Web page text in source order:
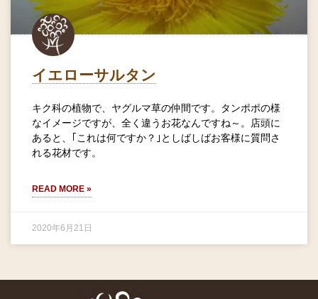
イエローサルタン
キク科の植物で、ヤグルマ草の仲間です。タンポポの様
なイメージですが、全く違うお花なんですね～。店頭に
あると、｢これは何ですか？｣としばしばお客様に質問さ
れる花材です。
READ MORE »
2020年6月21日